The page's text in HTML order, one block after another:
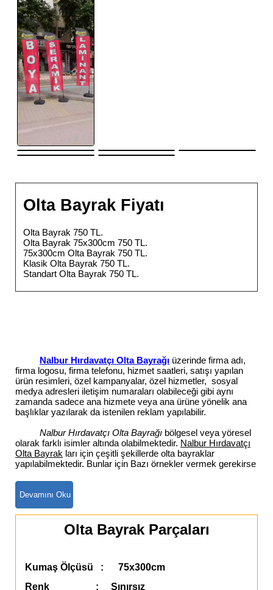
Olta Bayrak Fiyatı
Olta Bayrak 750 TL.
Olta Bayrak 75x300cm 750 TL.
75x300cm Olta Bayrak 750 TL.
Klasik Olta Bayrak 750 TL.
Standart Olta Bayrak 750 TL.
Nalbur Hırdavatçı Olta Bayrağı üzerinde firma adı,
firma logosu, firma telefonu, hizmet saatleri, satışı yapılan
ürün resimleri, özel kampanyalar, özel hizmetler, sosyal
medya adresleri iletişim numaraları olabileceği gibi aynı
zamanda sadece ana hizmete veya ana ürüne yönelik ana
başlıklar yazılarak da istenilen reklam yapılabilir.
Nalbur Hırdavatçı Olta Bayrağı bölgesel veya yöresel
olarak farklı isimler altında olabilmektedir. Nalbur Hırdavatçı
Olta Bayrak ları için çeşitli şekillerde olta bayraklar
yapılabilmektedir. Bunlar için Bazı örnekler vermek gerekirse
Olta Bayrak Parçaları
Kumaş Ölçüsü : 75x300cm
Renk : Sınırsız